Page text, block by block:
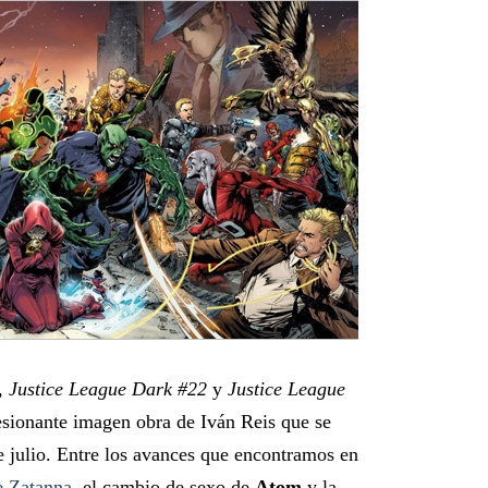
Justice League Dark #22 y Justice League
imagen obra de Iván Reis que se
Entre los avances que encontramos en